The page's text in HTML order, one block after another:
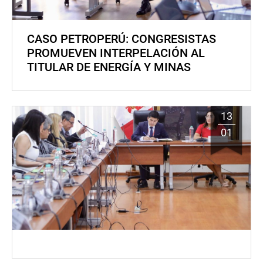
CASO PETROPERÚ: CONGRESISTAS
PROMUEVEN INTERPELACIÓN AL
TITULAR DE ENERGÍA Y MINAS
13
01